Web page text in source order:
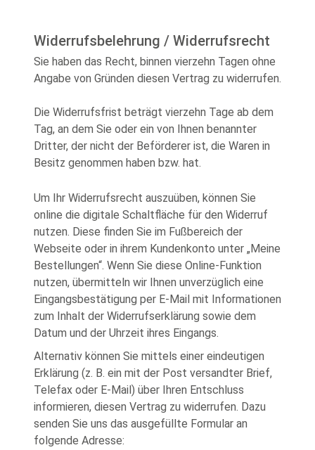
Widerrufsbelehrung / Widerrufsrecht
Sie haben das Recht, binnen vierzehn Tagen ohne
Angabe von Gründen diesen Vertrag zu widerrufen.
Die Widerrufsfrist beträgt vierzehn Tage ab dem
Tag, an dem Sie oder ein von Ihnen benannter
Dritter, der nicht der Beförderer ist, die Waren in
Besitz genommen haben bzw. hat.
Um Ihr Widerrufsrecht auszuüben, können Sie
online die digitale Schaltfläche für den Widerruf
nutzen. Diese finden Sie im Fußbereich der
Webseite oder in ihrem Kundenkonto unter „Meine
Bestellungen“. Wenn Sie diese Online-Funktion
nutzen, übermitteln wir Ihnen unverzüglich eine
Eingangsbestätigung per E-Mail mit Informationen
zum Inhalt der Widerrufserklärung sowie dem
Datum und der Uhrzeit ihres Eingangs.
Alternativ können Sie mittels einer eindeutigen
Erklärung (z. B. ein mit der Post versandter Brief,
Telefax oder E-Mail) über Ihren Entschluss
informieren, diesen Vertrag zu widerrufen. Dazu
senden Sie uns das ausgefüllte Formular an
folgende Adresse: